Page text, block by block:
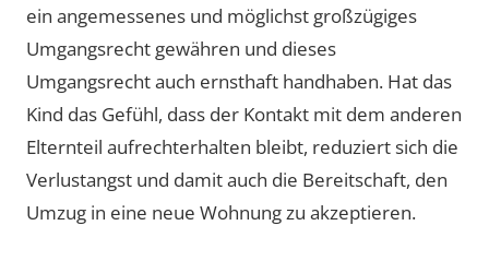
ein angemessenes und möglichst großzügiges
Umgangsrecht gewähren und dieses
Umgangsrecht auch ernsthaft handhaben. Hat das
Kind das Gefühl, dass der Kontakt mit dem anderen
Elternteil aufrechterhalten bleibt, reduziert sich die
Verlustangst und damit auch die Bereitschaft, den
Umzug in eine neue Wohnung zu akzeptieren.